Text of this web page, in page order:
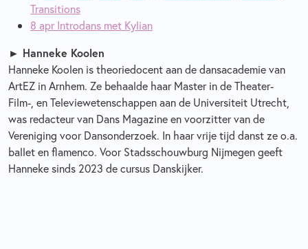
Transitions
8 apr Introdans met Kylian
► Hanneke Koolen
Hanneke Koolen is theoriedocent aan de dansacademie van
ArtEZ in Arnhem. Ze behaalde haar Master in de Theater-
Film-, en Televiewetenschappen aan de Universiteit Utrecht,
was redacteur van Dans Magazine en voorzitter van de
Vereniging voor Dansonderzoek. In haar vrije tijd danst ze o.a.
ballet en flamenco. Voor Stadsschouwburg Nijmegen geeft
Hanneke sinds 2023 de cursus Danskijker.